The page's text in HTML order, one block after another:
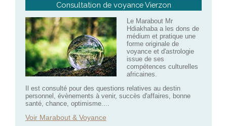
Consultation de voyance Vierzon
Le Marabout Mr
Hdiakhaba a les dons de
médium et pratique une
forme originale de
voyance et d'astrologie
issue de ses
compétences culturelles
africaines.
Il est consulté pour des questions relatives au destin
personnel, évènements à venir, succès d'affaires, bonne
santé, chance, optimisme....
Voir Marabout & Voyance